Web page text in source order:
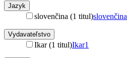
Jazyk
slovenčina (1 titul)slovenčina
Vydavateľstvo
Ikar (1 titul)Ikar1